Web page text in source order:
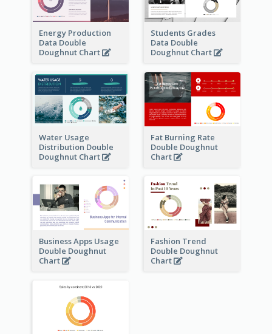
Energy Production
Data Double
Doughnut Chart
Students Grades
Data Double
Doughnut Chart
Water Usage
Distribution Double
Doughnut Chart
Fat Burning Rate
Double Doughnut
Chart
Business Apps Usage
Double Doughnut
Chart
Fashion Trend
Double Doughnut
Chart